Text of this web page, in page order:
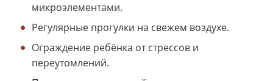
микроэлементами.
Регулярные прогулки на свежем воздухе.
Ограждение ребёнка от стрессов и
переутомлений.